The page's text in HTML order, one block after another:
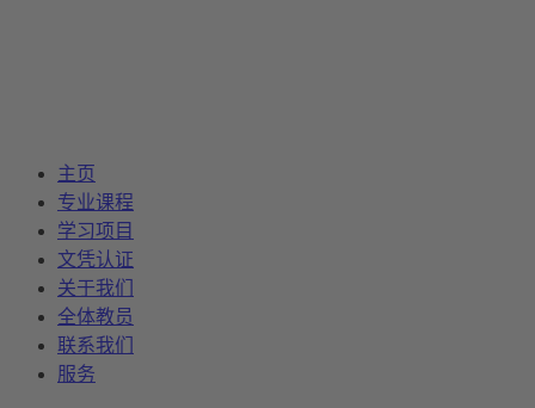
主页
专业课程
学习项目
文凭认证
关于我们
全体教员
联系我们
服务